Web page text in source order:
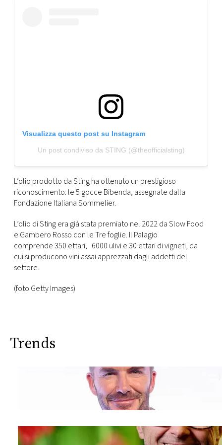
CONSIGLIA
Visualizza questo post su Instagram
Un post condiviso da STING (@theofficialsting)
L’olio prodotto da Sting ha ottenuto un prestigioso
riconoscimento: le 5 gocce Bibenda, assegnate dalla
Fondazione Italiana Sommelier.
L’olio di Sting era già stata premiato nel 2022 da Slow Food
e Gambero Rosso con le Tre foglie. Il Palagio
comprende 350 ettari, 6000 ulivi e 30 ettari di vigneti, da
cui si producono vini assai apprezzati dagli addetti del
settore.
(foto Getty Images)
Trends